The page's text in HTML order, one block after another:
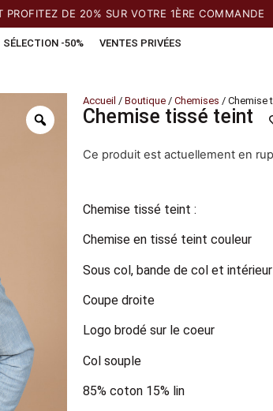
DE 20% SUR VOTRE 1ÈRE COMMANDE
SÉLECTION -50% VENTES PRIVÉES
Accueil / Boutique / Chemises / Chemise
Chemise tissé teint
Ce produit est actuellement en
Chemise tissé teint :
Chemise en tissé teint couleur
Sous col, bande de col et
Coupe droite
Logo brodé sur le coeur
Col souple
85% coton 15% lin